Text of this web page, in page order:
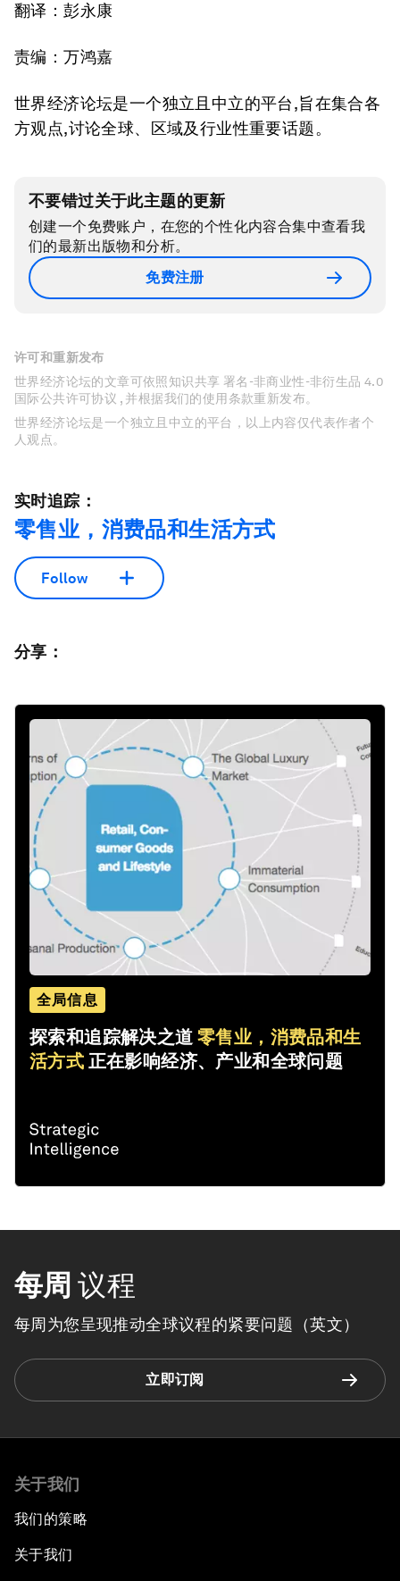
翻译：彭永康
责编：万鸿嘉
世界经济论坛是一个独立且中立的平台,旨在集合各
方观点,讨论全球、区域及行业性重要话题。
不要错过关于此主题的更新
创建一个免费账户，在您的个性化内容合集中查看我
们的最新出版物和分析。
免费注册
许可和重新发布
世界经济论坛的文章可依照知识共享 署名-非商业性-非衍生品 4.0
国际公共许可协议 , 并根据我们的使用条款重新发布。
世界经济论坛是一个独立且中立的平台，以上内容仅代表作者个
人观点。
实时追踪：
零售业，消费品和生活方式
Follow
分享：
全局信息
探索和追踪解决之道零售业，消费品和生
活方式 正在影响经济、产业和全球问题
每周 议程
每周为您呈现推动全球议程的紧要问题（英文）
立即订阅
关于我们
我们的策略
关于我们